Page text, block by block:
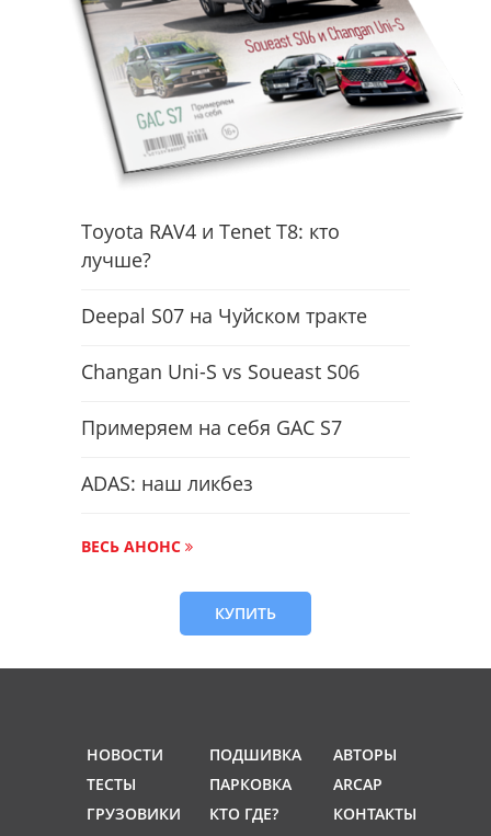
Toyota RAV4 и Tenet T8: кто
лучше?
Deepal S07 на Чуйском тракте
Changan Uni-S vs Soueast S06
Примеряем на себя GAC S7
ADAS: наш ликбез
ВЕСЬ АНОНС
КУПИТЬ
НОВОСТИ
ТЕСТЫ
ГРУЗОВИКИ
ПОДШИВКА
ПАРКОВКА
КТО ГДЕ?
АВТОРЫ
ARCAP
КОНТАКТЫ